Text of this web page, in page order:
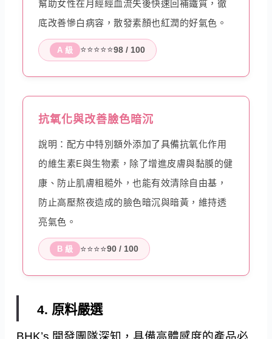
幫助女性在月經經血流失後快速回補鐵質，徹
底改善慘白病容，散發素顏也紅潤的好氣色。
A 級 ⭐⭐⭐⭐⭐98 / 100
抗氧化與改善臉色暗沉
說明：配方中特別額外添加了具備抗氧化作用
的維生素E與生物素，除了增進皮膚與黏膜的健
康、防止肌膚粗糙外，也能有效清除自由基，
防止高壓熬夜造成的臉色暗沉與暗黃，維持透
亮氣色。
B 級 ⭐⭐⭐⭐90 / 100
4. 原料嚴選
BHK’s 開發團隊深知，具備高體感度的產品必